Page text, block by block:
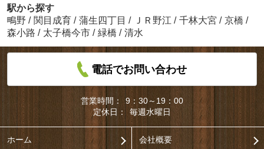
駅から探す
鴫野 / 関目成育 / 蒲生四丁目 / ＪＲ野江 / 千林大宮 / 京橋 /
森小路 / 太子橋今市 / 緑橋 / 清水
電話でお問い合わせ
営業時間：
9：30～19：00
定休日：
毎週水曜日
ホーム 会社概要